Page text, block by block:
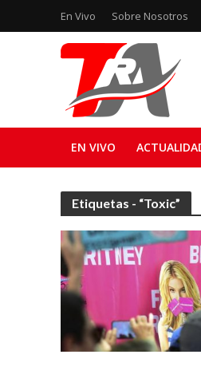
En Vivo Sobre Nosotros
EN VIVO
Etiquetas - “Toxic”